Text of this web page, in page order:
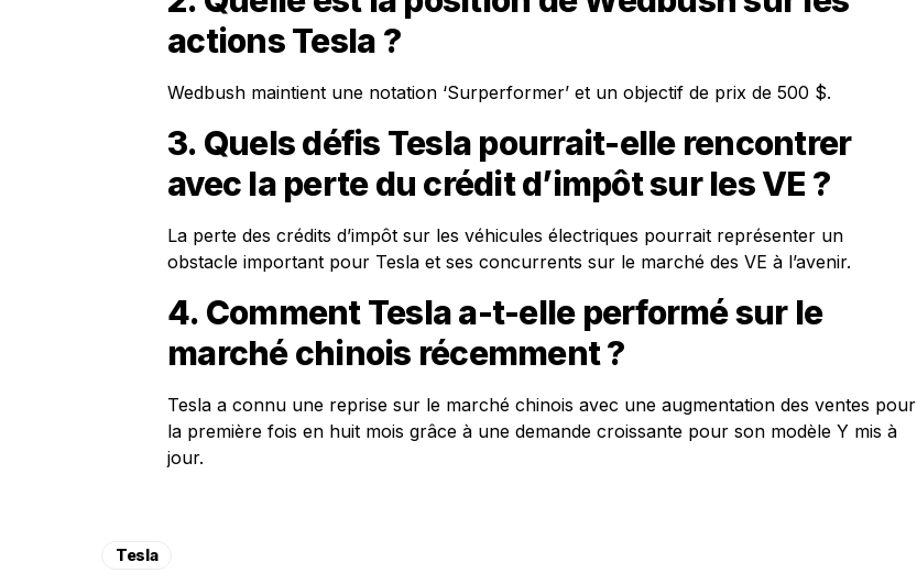
actions Tesla ?
Wedbush maintient une notation ‘Surperformer’ et un objectif de prix de 500 $.
3. Quels défis Tesla pourrait-elle rencontrer
avec la perte du crédit d’impôt sur les VE ?
La perte des crédits d’impôt sur les véhicules électriques pourrait représenter un
obstacle important pour Tesla et ses concurrents sur le marché des VE à l’avenir.
4. Comment Tesla a-t-elle performé sur le
marché chinois récemment ?
Tesla a connu une reprise sur le marché chinois avec une augmentation des ventes pour
la première fois en huit mois grâce à une demande croissante pour son modèle Y mis à
jour.
Tesla